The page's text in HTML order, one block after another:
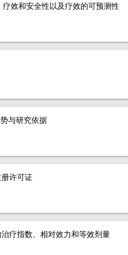
效和安全性以及疗效的可预测性
与研究依据
许可证
疗指数、相对效力和等效剂量